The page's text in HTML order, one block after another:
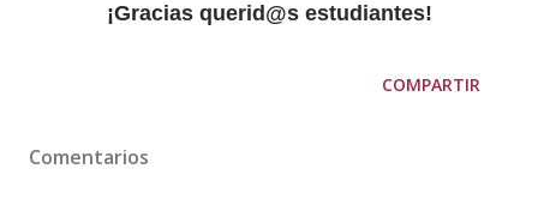
¡Gracias querid@s estudiantes!
COMPARTIR
Comentarios